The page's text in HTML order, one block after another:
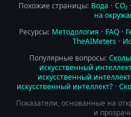
Похожие страницы: Вода · CO₂ ·
на
Ресурсы: Методология · FAQ ·
TheAIMeters ·
Популярные вопросы:
искусственный
искусственный
искусственный интеллект? ·
Показатели, основанные на
и